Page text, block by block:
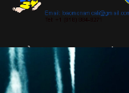
Thằng Mõlà tập tuần
ngày Thứ Bảy. Những
này không nhất thiết